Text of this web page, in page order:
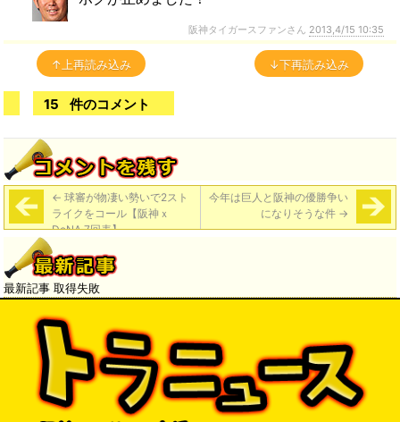
阪神タイガースファンさん 2013,4/15 10:35
↑上再読み込み ↓下再読み込み
15 件のコメント
← 球審が物凄い勢いで2スト
ライクをコール【阪神ｘ
DeNA 7回表】
今年は巨人と阪神の優勝争い
になりそうな件 →
最新記事 取得失敗